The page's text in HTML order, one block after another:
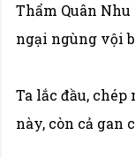
Thẩm Quân
ngại ngùng vội
Ta lắc đầu,
này, còn cả gan